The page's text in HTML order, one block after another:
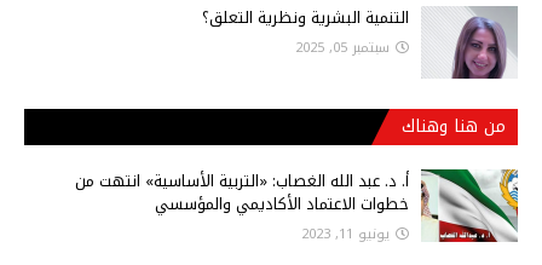
التنمية البشرية ونظرية التعلق؟
سبتمبر 05, 2025
من هنا وهناك
أ‌. د. عبد الله الغصاب: «التربية الأساسية» انتهت من
خطوات الاعتماد الأكاديمي والمؤسسي
يونيو 11, 2023